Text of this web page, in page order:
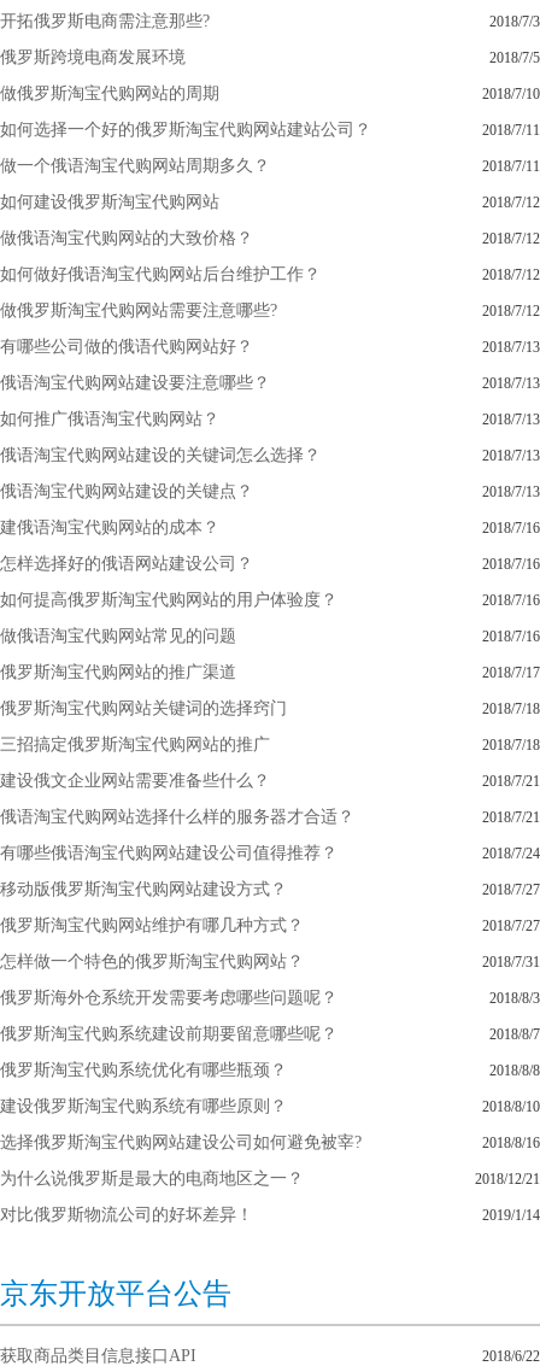
开拓俄罗斯电商需注意那些? 2018/7/3
俄罗斯跨境电商发展环境 2018/7/5
做俄罗斯淘宝代购网站的周期 2018/7/10
如何选择一个好的俄罗斯淘宝代购网站建站公司？ 2018/7/11
做一个俄语淘宝代购网站周期多久？ 2018/7/11
如何建设俄罗斯淘宝代购网站 2018/7/12
做俄语淘宝代购网站的大致价格？ 2018/7/12
如何做好俄语淘宝代购网站后台维护工作？ 2018/7/12
做俄罗斯淘宝代购网站需要注意哪些? 2018/7/12
有哪些公司做的俄语代购网站好？ 2018/7/13
俄语淘宝代购网站建设要注意哪些？ 2018/7/13
如何推广俄语淘宝代购网站？ 2018/7/13
俄语淘宝代购网站建设的关键词怎么选择？ 2018/7/13
俄语淘宝代购网站建设的关键点？ 2018/7/13
建俄语淘宝代购网站的成本？ 2018/7/16
怎样选择好的俄语网站建设公司？ 2018/7/16
如何提高俄罗斯淘宝代购网站的用户体验度？ 2018/7/16
做俄语淘宝代购网站常见的问题 2018/7/16
俄罗斯淘宝代购网站的推广渠道 2018/7/17
俄罗斯淘宝代购网站关键词的选择窍门 2018/7/18
三招搞定俄罗斯淘宝代购网站的推广 2018/7/18
建设俄文企业网站需要准备些什么？ 2018/7/21
俄语淘宝代购网站选择什么样的服务器才合适？ 2018/7/21
有哪些俄语淘宝代购网站建设公司值得推荐？ 2018/7/24
移动版俄罗斯淘宝代购网站建设方式？ 2018/7/27
俄罗斯淘宝代购网站维护有哪几种方式？ 2018/7/27
怎样做一个特色的俄罗斯淘宝代购网站？ 2018/7/31
俄罗斯海外仓系统开发需要考虑哪些问题呢？ 2018/8/3
俄罗斯淘宝代购系统建设前期要留意哪些呢？ 2018/8/7
俄罗斯淘宝代购系统优化有哪些瓶颈？ 2018/8/8
建设俄罗斯淘宝代购系统有哪些原则？ 2018/8/10
选择俄罗斯淘宝代购网站建设公司如何避免被宰? 2018/8/16
为什么说俄罗斯是最大的电商地区之一？ 2018/12/21
对比俄罗斯物流公司的好坏差异！ 2019/1/14
京东开放平台公告
获取商品类目信息接口API 2018/6/22